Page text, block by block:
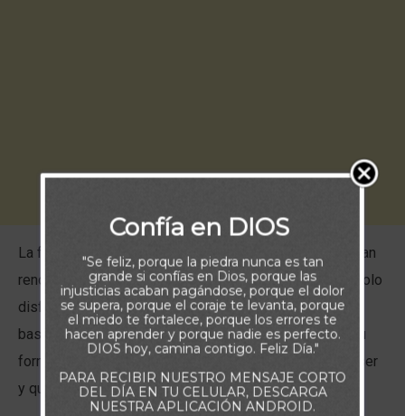
La fe no está reservada para héroes espirituales de gran
renombre. Tampoco es una condición misteriosa que solo
disfrutan los “súper espirituales”, ni una actitud mental
basada en el simple pensamiento positivo. La fe, en su
forma más pura, es confiar en que Dios es quien dice ser
y que cumplirá todo lo que ha prometido en Su Palabra.
Confía en DIOS
"Se feliz, porque la piedra nunca es tan
grande si confías en Dios, porque las
injusticias acaban pagándose, porque el dolor
se supera, porque el coraje te levanta, porque
el miedo te fortalece, porque los errores te
hacen aprender y porque nadie es perfecto.
DIOS hoy, camina contigo. Feliz Día."
PARA RECIBIR NUESTRO MENSAJE CORTO
DEL DÍA EN TU CELULAR, DESCARGA
NUESTRA APLICACIÓN ANDROID.